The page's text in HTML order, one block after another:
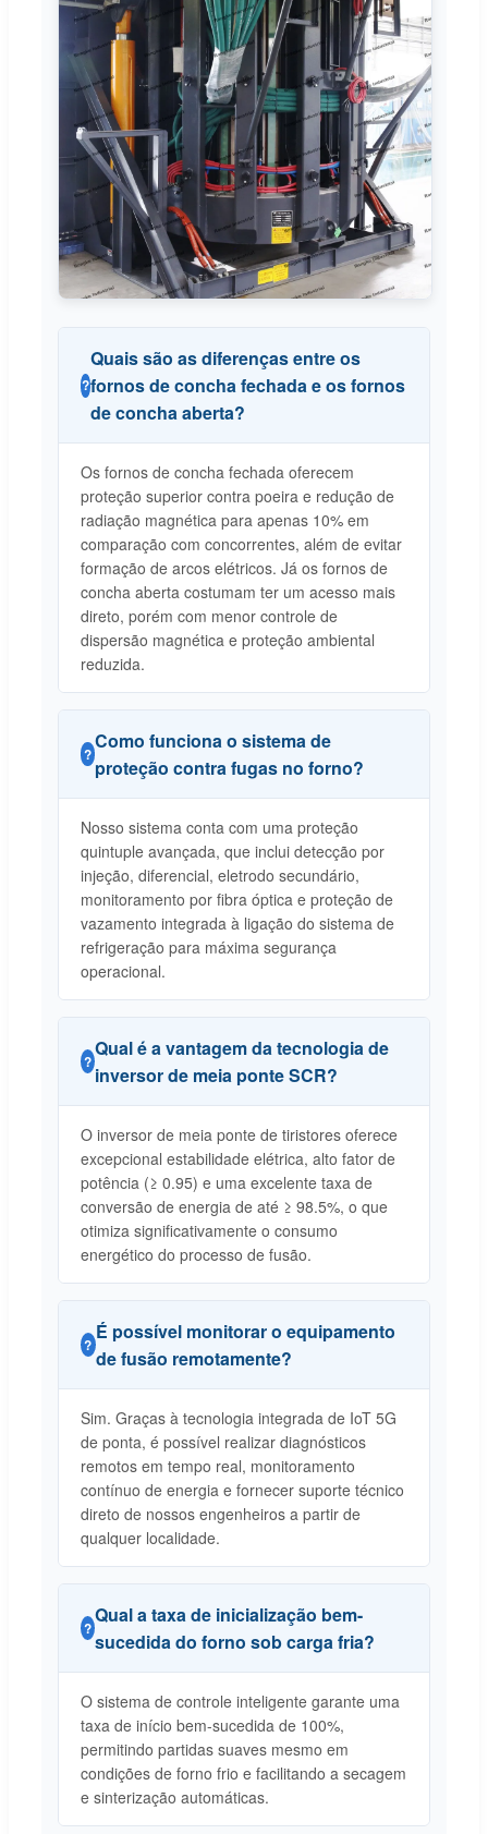
Quais são as diferenças entre os
fornos de concha fechada e os fornos
de concha aberta?
Os fornos de concha fechada oferecem
proteção superior contra poeira e redução de
radiação magnética para apenas 10% em
comparação com concorrentes, além de evitar
formação de arcos elétricos. Já os fornos de
concha aberta costumam ter um acesso mais
direto, porém com menor controle de
dispersão magnética e proteção ambiental
reduzida.
Como funciona o sistema de
proteção contra fugas no forno?
Nosso sistema conta com uma proteção
quintuple avançada, que inclui detecção por
injeção, diferencial, eletrodo secundário,
monitoramento por fibra óptica e proteção de
vazamento integrada à ligação do sistema de
refrigeração para máxima segurança
operacional.
Qual é a vantagem da tecnologia de
inversor de meia ponte SCR?
O inversor de meia ponte de tiristores oferece
excepcional estabilidade elétrica, alto fator de
potência (≥ 0.95) e uma excelente taxa de
conversão de energia de até ≥ 98.5%, o que
otimiza significativamente o consumo
energético do processo de fusão.
É possível monitorar o equipamento
de fusão remotamente?
Sim. Graças à tecnologia integrada de IoT 5G
de ponta, é possível realizar diagnósticos
remotos em tempo real, monitoramento
contínuo de energia e fornecer suporte técnico
direto de nossos engenheiros a partir de
qualquer localidade.
Qual a taxa de inicialização bem-
sucedida do forno sob carga fria?
O sistema de controle inteligente garante uma
taxa de início bem-sucedida de 100%,
permitindo partidas suaves mesmo em
condições de forno frio e facilitando a secagem
e sinterização automáticas.